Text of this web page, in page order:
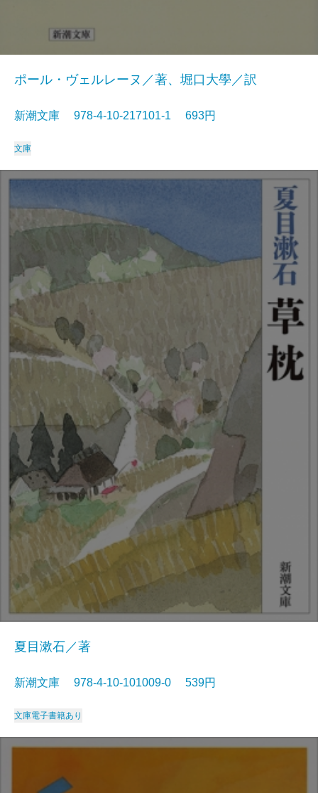
ポール・ヴェルレーヌ／著、堀口大學／訳
新潮文庫 978-4-10-217101-1 693円
文庫
夏目漱石／著
新潮文庫 978-4-10-101009-0 539円
文庫電子書籍あり